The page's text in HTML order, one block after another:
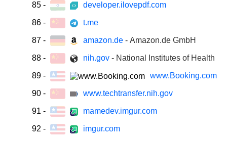
85 - developer.ilovepdf.com
86 - t.me
87 - amazon.de - Amazon.de GmbH
88 - nih.gov - National Institutes of Health
89 - www.Booking.com
90 - www.techtransfer.nih.gov
91 - mamedev.imgur.com
92 - imgur.com